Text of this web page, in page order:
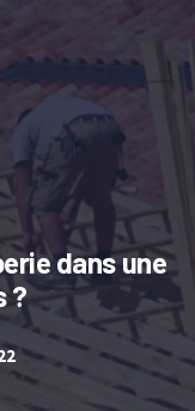
dans une
?